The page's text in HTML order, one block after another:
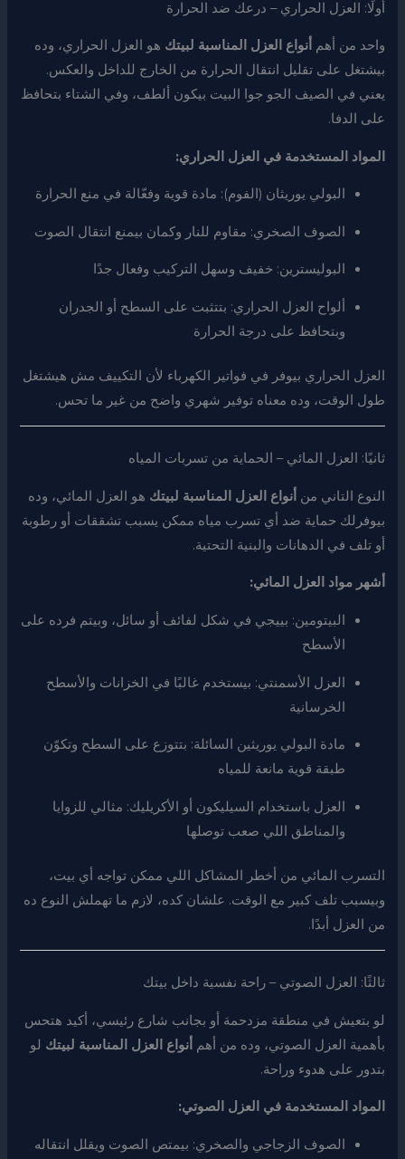
أولًا: العزل الحراري – درعك ضد الحرارة
واحد من أهم أنواع العزل المناسبة لبيتك هو العزل الحراري، وده
بيشتغل على تقليل انتقال الحرارة من الخارج للداخل والعكس.
يعني في الصيف الجو جوا البيت بيكون ألطف، وفي الشتاء بتحافظ
على الدفا.
المواد المستخدمة في العزل الحراري:
البولي يوريثان (الفوم): مادة قوية وفعّالة في منع الحرارة
الصوف الصخري: مقاوم للنار وكمان بيمنع انتقال الصوت
البوليسترين: خفيف وسهل التركيب وفعال جدًا
ألواح العزل الحراري: بتتثبت على السطح أو الجدران
وبتحافظ على درجة الحرارة
العزل الحراري بيوفر في فواتير الكهرباء لأن التكييف مش هيشتغل
طول الوقت، وده معناه توفير شهري واضح من غير ما تحس.
ثانيًا: العزل المائي – الحماية من تسربات المياه
النوع التاني من أنواع العزل المناسبة لبيتك هو العزل المائي، وده
بيوفرلك حماية ضد أي تسرب مياه ممكن يسبب تشققات أو رطوبة
أو تلف في الدهانات والبنية التحتية.
أشهر مواد العزل المائي:
البيتومين: بييجي في شكل لفائف أو سائل، وبيتم فرده على
الأسطح
العزل الأسمنتي: بيستخدم غالبًا في الخزانات والأسطح
الخرسانية
مادة البولي يوريثين السائلة: بتتوزع على السطح وتكوّن
طبقة قوية مانعة للمياه
العزل باستخدام السيليكون أو الأكريليك: مثالي للزوايا
والمناطق اللي صعب توصلها
التسرب المائي من أخطر المشاكل اللي ممكن تواجه أي بيت،
وبيسبب تلف كبير مع الوقت. علشان كده، لازم ما تهملش النوع ده
من العزل أبدًا.
ثالثًا: العزل الصوتي – راحة نفسية داخل بيتك
لو بتعيش في منطقة مزدحمة أو بجانب شارع رئيسي، أكيد هتحس
بأهمية العزل الصوتي، وده من أهم أنواع العزل المناسبة لبيتك لو
بتدور على هدوء وراحة.
المواد المستخدمة في العزل الصوتي:
الصوف الزجاجي والصخري: بيمتص الصوت ويقلل انتقاله